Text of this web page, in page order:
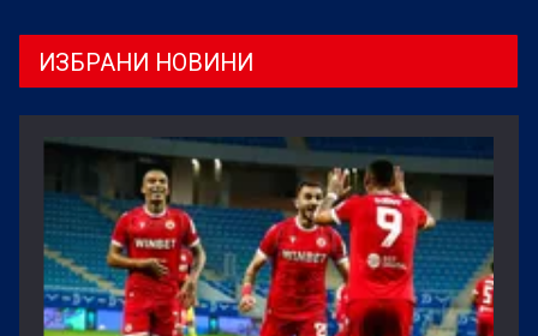
ИЗБРАНИ НОВИНИ